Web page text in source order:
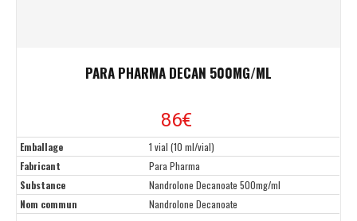
PARA PHARMA DECAN 500MG/ML
86€
Emballage
1 vial (10 ml/vial)
Fabricant
Para Pharma
Substance
Nandrolone Decanoate 500mg/ml
Nom commun
Nandrolone Decanoate